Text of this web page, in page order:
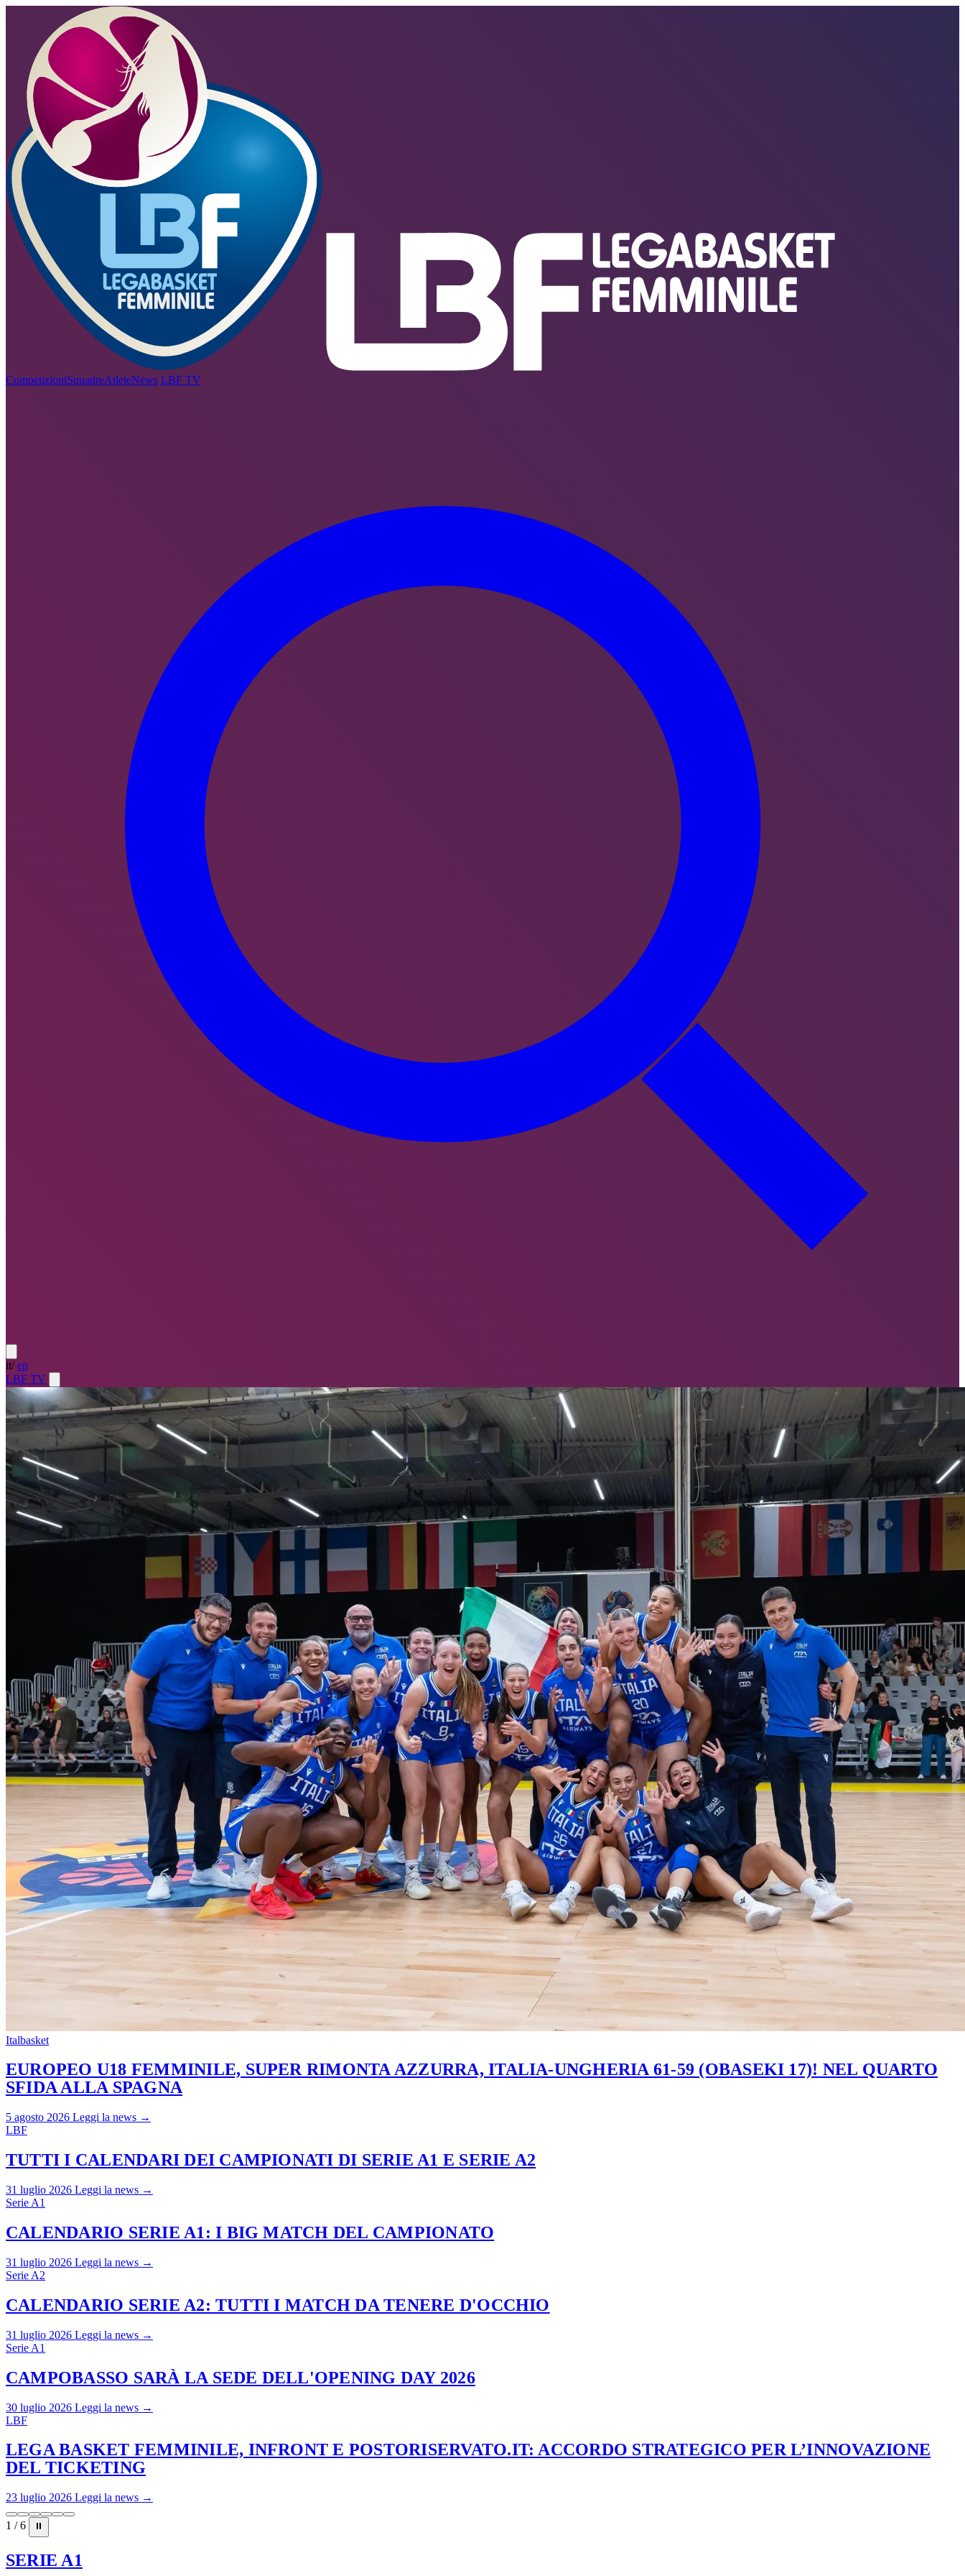
CompetizioniSquadreAtleteNews LBF TV
it/ en
LBF TV
Italbasket
EUROPEO U18 FEMMINILE, SUPER RIMONTA AZZURRA, ITALIA-UNGHERIA 61-59 (OBASEKI 17)! NEL QUARTO
SFIDA ALLA SPAGNA
5 agosto 2026 Leggi la news →
LBF
TUTTI I CALENDARI DEI CAMPIONATI DI SERIE A1 E SERIE A2
31 luglio 2026 Leggi la news →
Serie A1
CALENDARIO SERIE A1: I BIG MATCH DEL CAMPIONATO
31 luglio 2026 Leggi la news →
Serie A2
CALENDARIO SERIE A2: TUTTI I MATCH DA TENERE D'OCCHIO
31 luglio 2026 Leggi la news →
Serie A1
CAMPOBASSO SARÀ LA SEDE DELL'OPENING DAY 2026
30 luglio 2026 Leggi la news →
LBF
LEGA BASKET FEMMINILE, INFRONT E POSTORISERVATO.IT: ACCORDO STRATEGICO PER L’INNOVAZIONE
DEL TICKETING
23 luglio 2026 Leggi la news →
1 / 6 ⏸
SERIE A1